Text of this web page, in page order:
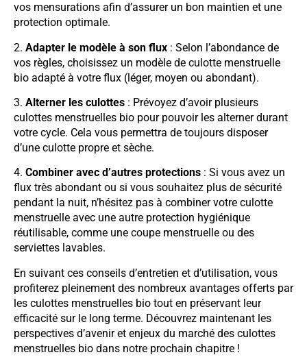
vos mensurations afin d’assurer un bon maintien et une
protection optimale.
2. Adapter le modèle à son flux : Selon l’abondance de
vos règles, choisissez un modèle de culotte menstruelle
bio adapté à votre flux (léger, moyen ou abondant).
3. Alterner les culottes : Prévoyez d’avoir plusieurs
culottes menstruelles bio pour pouvoir les alterner durant
votre cycle. Cela vous permettra de toujours disposer
d’une culotte propre et sèche.
4. Combiner avec d’autres protections : Si vous avez un
flux très abondant ou si vous souhaitez plus de sécurité
pendant la nuit, n’hésitez pas à combiner votre culotte
menstruelle avec une autre protection hygiénique
réutilisable, comme une coupe menstruelle ou des
serviettes lavables.
En suivant ces conseils d’entretien et d’utilisation, vous
profiterez pleinement des nombreux avantages offerts par
les culottes menstruelles bio tout en préservant leur
efficacité sur le long terme. Découvrez maintenant les
perspectives d’avenir et enjeux du marché des culottes
menstruelles bio dans notre prochain chapitre !